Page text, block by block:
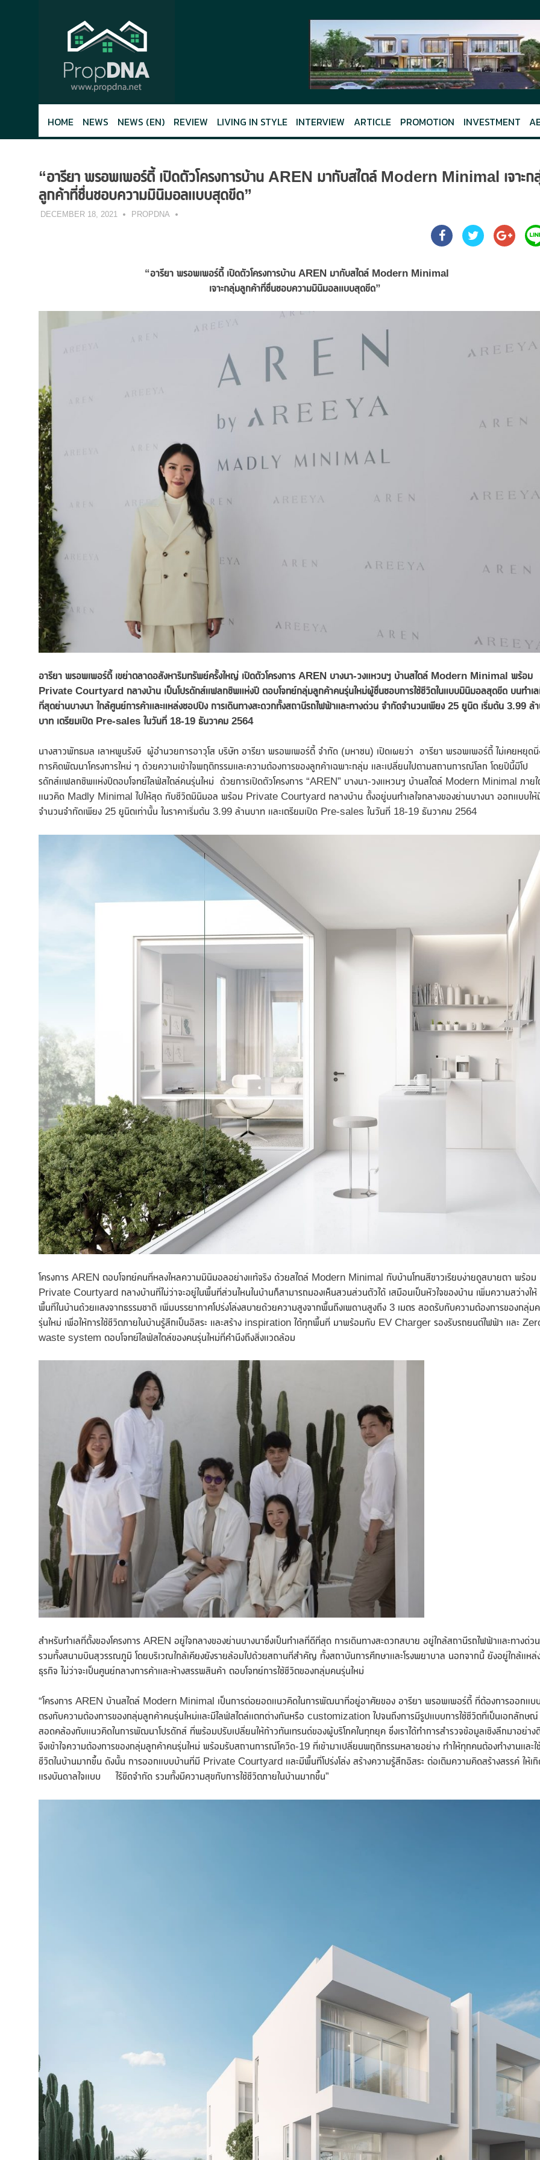
HOME NEWS NEWS (EN) REVIEW LIVING IN STYLE INTERVIEW ARTICLE PROMOTION INVESTMENT
“อารียา พรอพเพอร์ตี้ เปิดตัวโครงการบ้าน AREN มากับสไตล์ Modern Minimal เจาะก
ลูกค้าที่ชื่นชอบความมินิมอลแบบสุดขีด”
DECEMBER 18, 2021 PROPDNA
“อารียา พรอพเพอร์ตี้ เปิดตัวโครงการบ้าน AREN มากับสไตล์ Modern Minimal
เจาะกลุ่มลูกค้าที่ชื่นชอบความมินิมอลแบบสุดขีด”
อารียา พรอพเพอร์ตี้ เขย่าตลาดอสังหาริมทรัพย์ครั้งใหญ่ เปิดตัวโครงการ AREN บางนา-วงแหวนฯ บ้านสไตล์ Modern Minimal พร้อม
Private Courtyard กลางบ้าน เป็นโปรดักส์แฟลกชิพแห่งปี ตอบโจทย์กลุ่มลูกค้าคนรุ่นใหม่ผู้ชื่นชอบการใช้ชีวิตในแบบมินิมอลสุดขีด บนทำเ
ที่สุดย่านบางนา ใกล้ศูนย์การค้าและแหล่งชอปปิง การเดินทางสะดวกทั้งสถานีรถไฟฟ้าและทางด่วน จำกัดจำนวนเพียง 25 ยูนิต เริ่มต้น 3.99 ล้
บาท เตรียมเปิด Pre-sales ในวันที่ 18-19 ธันวาคม 2564
นางสาวพัทธมล เลาหพูนรังษี ผู้อำนวยการอาวุโส บริษัท อารียา พรอพเพอร์ตี้ จำกัด (มหาชน) เปิดเผยว่า อารียา พรอพเพอร์ตี้ ไม่เคยหยุดนิ่
การคิดพัฒนาโครงการใหม่ ๆ ด้วยความเข้าใจพฤติกรรมและความต้องการของลูกค้าเฉพาะกลุ่ม และเปลี่ยนไปตามสถานการณ์โลก โดยปีนี้มีโป
รดักส์แฟลกชิพแห่งปีตอบโจทย์ไลฟ์สไตล์คนรุ่นใหม่ ด้วยการเปิดตัวโครงการ “AREN” บางนา-วงแหวนฯ บ้านสไตล์ Modern Minimal ภายใ
แนวคิด Madly Minimal ไปให้สุด กับชีวิตมินิมอล พร้อม Private Courtyard กลางบ้าน ตั้งอยู่บนทำเลใจกลางของย่านบางนา ออกแบบให้
จำนวนจำกัดเพียง 25 ยูนิตเท่านั้น ในราคาเริ่มต้น 3.99 ล้านบาท และเตรียมเปิด Pre-sales ในวันที่ 18-19 ธันวาคม 2564
โครงการ AREN ตอบโจทย์คนที่หลงใหลความมินิมอลอย่างแท้จริง ด้วยสไตล์ Modern Minimal กับบ้านโทนสีขาวเรียบง่ายดูสบายตา พร้อม
Private Courtyard กลางบ้านที่ไม่ว่าจะอยู่ในพื้นที่ส่วนไหนในบ้านก็สามารถมองเห็นสวนส่วนตัวได้ เสมือนเป็นหัวใจของบ้าน เพิ่มความสว่างให้
พื้นที่ในบ้านด้วยแสงจากธรรมชาติ เพิ่มบรรยากาศโปร่งโล่งสบายด้วยความสูงจากพื้นถึงเพดานสูงถึง 3 เมตร สอดรับกับความต้องการของกลุ่ม
รุ่นใหม่ เพื่อให้การใช้ชีวิตภายในบ้านรู้สึกเป็นอิสระ และสร้าง inspiration ได้ทุกพื้นที่ มาพร้อมกับ EV Charger รองรับรถยนต์ไฟฟ้า และ
waste system ตอบโจทย์ไลฟ์สไตล์ของคนรุ่นใหม่ที่คำนึงถึงสิ่งแวดล้อม
สำหรับทำเลที่ตั้งของโครงการ AREN อยู่ใจกลางของย่านบางนาซึ่งเป็นทำเลที่ดีที่สุด การเดินทางสะดวกสบาย อยู่ใกล้สถานีรถไฟฟ้าและทางด่วน
รวมทั้งสนามบินสุวรรณภูมิ โดยบริเวณใกล้เคียงยังรายล้อมไปด้วยสถานที่สำคัญ ทั้งสถาบันการศึกษาและโรงพยาบาล นอกจากนี้ ยังอยู่ใกล้แหล่
ธุรกิจ ไม่ว่าจะเป็นศูนย์กลางการค้าและห้างสรรพสินค้า ตอบโจทย์การใช้ชีวิตของกลุ่มคนรุ่นใหม่
“โครงการ AREN บ้านสไตล์ Modern Minimal เป็นการต่อยอดแนวคิดในการพัฒนาที่อยู่อาศัยของ อารียา พรอพเพอร์ตี้ ที่ต้องการออกแบ
ตรงกับความต้องการของกลุ่มลูกค้าคนรุ่นใหม่และมีไลฟ์สไตล์แตกต่างกันหรือ customization ไปจนถึงการมีรูปแบบการใช้ชีวิตที่เป็นเอกลักษณ์
สอดคล้องกับแนวคิดในการพัฒนาโปรดักส์ ที่พร้อมปรับเปลี่ยนให้ก้าวทันเทรนด์ของผู้บริโภคในทุกยุค ซึ่งเราได้ทำการสำรวจข้อมูลเชิงลึกมาอย่าง
จึงเข้าใจความต้องการของกลุ่มลูกค้าคนรุ่นใหม่ พร้อมรับสถานการณ์โควิด-19 ที่เข้ามาเปลี่ยนพฤติกรรมหลายอย่าง ทำให้ทุกคนต้องทำงานและใ
ชีวิตในบ้านมากขึ้น ดังนั้น การออกแบบบ้านที่มี Private Courtyard และมีพื้นที่โปร่งโล่ง สร้างความรู้สึกอิสระ ต่อเติมความคิดสร้างสรรค์ ให้เ
แรงบันดาลใจแบบ ไร้ขีดจำกัด รวมทั้งมีความสุขกับการใช้ชีวิตภายในบ้านมากขึ้น”